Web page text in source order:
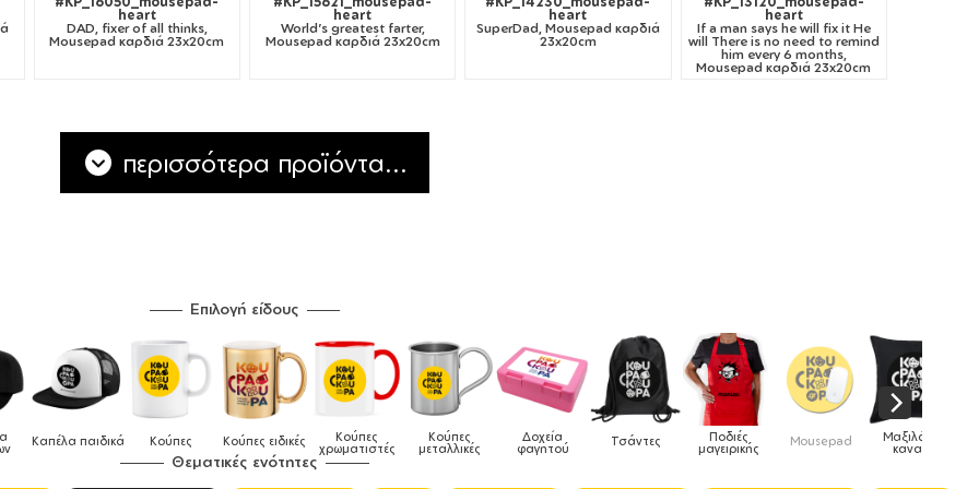
heart
DAD, fixer of all thinks,
Mousepad καρδιά 23x20cm
heart
World's greatest farter,
Mousepad καρδιά 23x20cm
heart
SuperDad, Mousepad καρδιά
23x20cm
heart
If a man says he will fix it He
will There is no need to remind
him every 6 months,
Mousepad καρδιά 23x20cm
περισσότερα προϊόντα...
Επιλογή είδους
ειδικές Κούπες
χρωματιστές
Κούπες
μεταλλικές
Δοχεία
φαγητού Τσάντες Ποδιές
μαγειρικής Mousepad Μαξιλάρια
καναπέ Phone Holders Ρολόγια Βρεφικά
Θεματικές ενότητες